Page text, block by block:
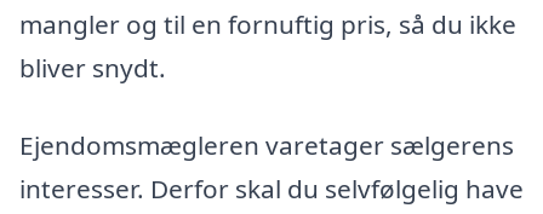
mangler og til en fornuftig pris, så du ikke
bliver snydt.
Ejendomsmægleren varetager sælgerens
interesser. Derfor skal du selvfølgelig have